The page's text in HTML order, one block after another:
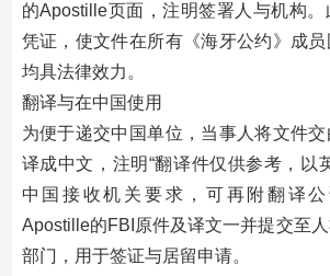
的Apostille页面，注明签署人与机构
凭证，使文件在所有《海牙公约》成员
均具法律效力。
翻译与在中国使用
为便于递交中国单位，当事人将文件
译成中文，注明“翻译件仅供参考，以
中国接收机关要求，可再附翻译
Apostille的FBI原件及译文一并提交至
部门，用于签证与居留申请。